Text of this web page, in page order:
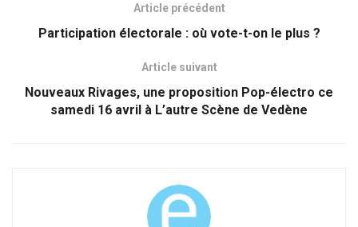
Article précédent
Participation électorale : où vote-t-on le plus ?
Article suivant
Nouveaux Rivages, une proposition Pop-électro ce
samedi 16 avril à L’autre Scène de Vedène